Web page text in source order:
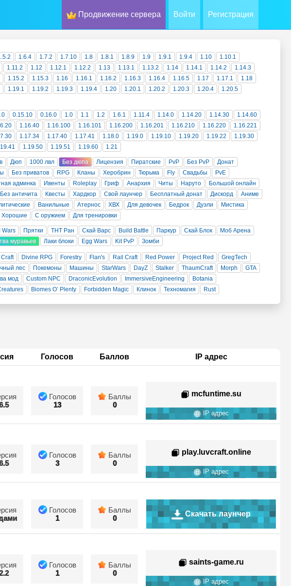
Продвижение сервера Войти Регистрация
1.6.4 1.7.2 1.7.10 1.8 1.8.1 1.8.9 1.9 1.9.1 1.9.4 1.10
1.10.1
1.11.2 1.12 1.12.1 1.12.2 1.13 1.13.1 1.13.2 1.14 1.14.1 1.14.2
1.14.3
1.15.2 1.15.3 1.16 1.16.1 1.16.2 1.16.3 1.16.4 1.16.5 1.17 1.17.1
1.18
1.19.1 1.19.2 1.19.3 1.19.4 1.20 1.20.1 1.20.2 1.20.3 1.20.4
1.20.5
0.15.10 0.16.0 1.0 1.1 1.2 1.6.1 1.11.4 1.14.0 1.14.20 1.14.30
1.14.60
1.16.40 1.16.100 1.16.101 1.16.200 1.16.201 1.16.210 1.16.220
1.16.221
1.17.34 1.17.40 1.17.41 1.18.0 1.19.0 1.19.10 1.19.20 1.19.22
1.19.30
1.19.50 1.19.51 1.19.60 1.21
Дюп 1000 лвл Без дюпа Лицензия Пиратские PvP Без PvP
Донат
Без приватов RPG Кланы Херобрин Тюрьма Fly Свадьбы
PvE
админка Ивенты Roleplay Гриф Анархия Читы Наруто
Большой онлайн
Без античита Квесты Хардкор Свой лаунчер Бесплатный донат Дискорд
Аниме
Ванильные Атернос ХВХ Для девочек Бедрок Дуэли
Мистика
Хорошие С оружием Для тренировки
Wars Прятки ТНТ Ран Скай Варс Build Battle Паркур Скай Блок
Моб Арена
муравьев Лаки блоки Egg Wars Kit PvP Зомби
Craft Divine RPG Forestry Flan's Rail Craft Red Power Project Red
GregTech
лес Покемоны Машины StarWars DayZ Stalker ThaumCraft Morph
GTA
мод Custom NPC DraconicEvolution ImmersiveEngineering
Botania
Biomes O’ Plenty Forbidden Magic Клинок Техномагия Rust
Голосов Баллов IP адрес
Голосов
13
Баллы
0
mcfuntime.su
IP адрес
Голосов
3
Баллы
0
play.luvcraft.online
IP адрес
Голосов
1
Баллы
0
Скачать лаунчер
Голосов
1
Баллы
0
saints-game.ru
IP адрес